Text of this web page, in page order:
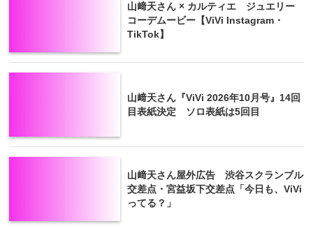
山﨑天さん × カルティエ ジュエリー
コーデムービー【ViVi Instagram・
TikTok】
山﨑天さん『ViVi 2026年10月号』14回
目表紙決定 ソロ表紙は5回目
山﨑天さん屋外広告 渋谷スクランブル
交差点・宮益坂下交差点「今日も、ViVi
ってる？」